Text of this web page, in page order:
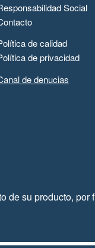
Social
de calidad
de privacidad
de denucias
de su producto, por